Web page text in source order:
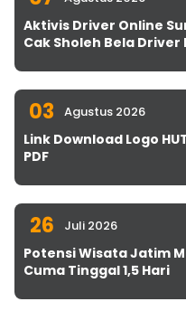
Aktivis Driver Online
Cak Sholeh Bela Driver
03 Agustus 2026
Link Download Logo
PDF
26 Juli 2026
Potensi Wisata Jatim
Cuma Tinggal 1,5 Hari